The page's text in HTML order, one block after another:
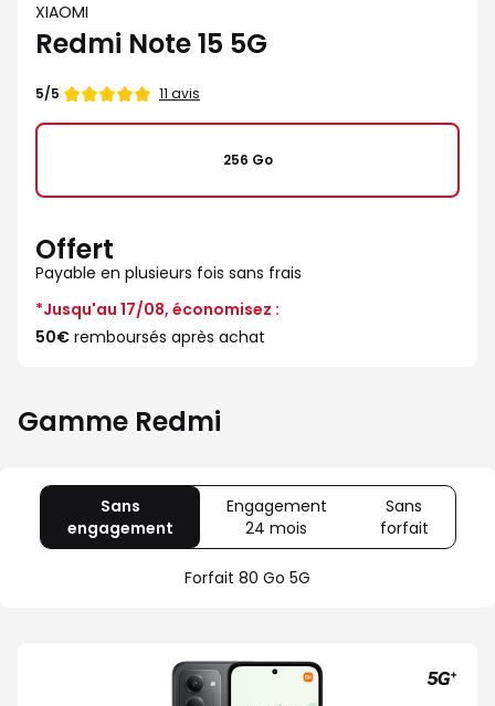
XIAOMI
Redmi Note 15 5G
Note
5/5 11 avis
256 Go
Offert
Payable en plusieurs fois sans frais
*Jusqu'au 17/08, économisez :
50€ remboursés après achat
Gamme Redmi
Sans
engagement
80
Go
Engagement
24 mois
Offre
spéciale
Sans
forfait
Sans
Forfait 80 Go 5G